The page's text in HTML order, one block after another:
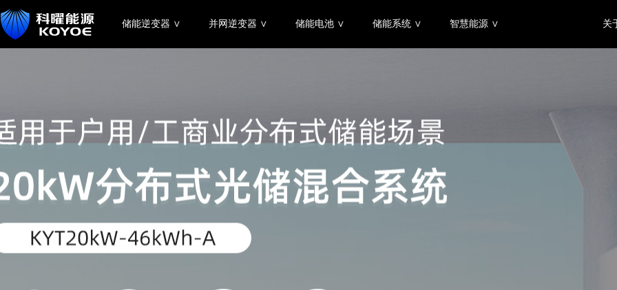
储能逆变器 ∨ 并网逆变器 ∨ 储能电池 ∨ 储能系统 ∨ 智慧能源 ∨ 关